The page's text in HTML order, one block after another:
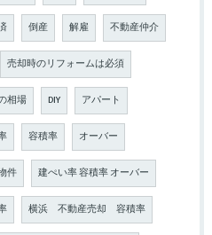
倒産 解雇 不動産仲介
売却時のリフォームは必須
相場 DIY アパート
容積率 オーバー
件 建ぺい率 容積率 オーバー
横浜 不動産売却 容積率